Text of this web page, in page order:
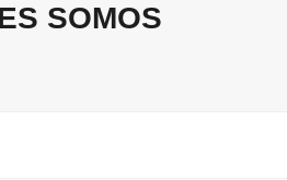
SOMOS